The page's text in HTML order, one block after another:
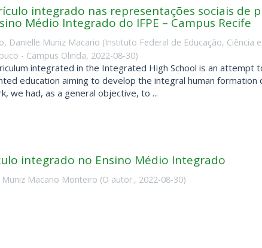
integrado nas representações sociais de
Médio Integrado do IFPE – Campus Recife
Danielle Muniz Macario (Instituto Federal de Educação, Ciência
- Campus Olinda, 2022-08-30)
integrated in the Integrated High School is an attempt
education aiming to develop the integral human formation
we had, as a general objective, to ...
integrado no Ensino Médio Integrado
Muniz Macario Monteiro (O autor., 2022-08-30)